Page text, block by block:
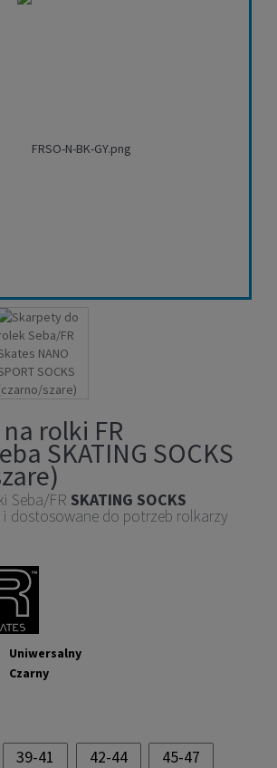
rolki FR
SKATING SOCKS
Seba/FR SKATING SOCKS
dostosowane do potrzeb rolkarzy
Uniwersalny
Czarny
39-41 42-44 45-47